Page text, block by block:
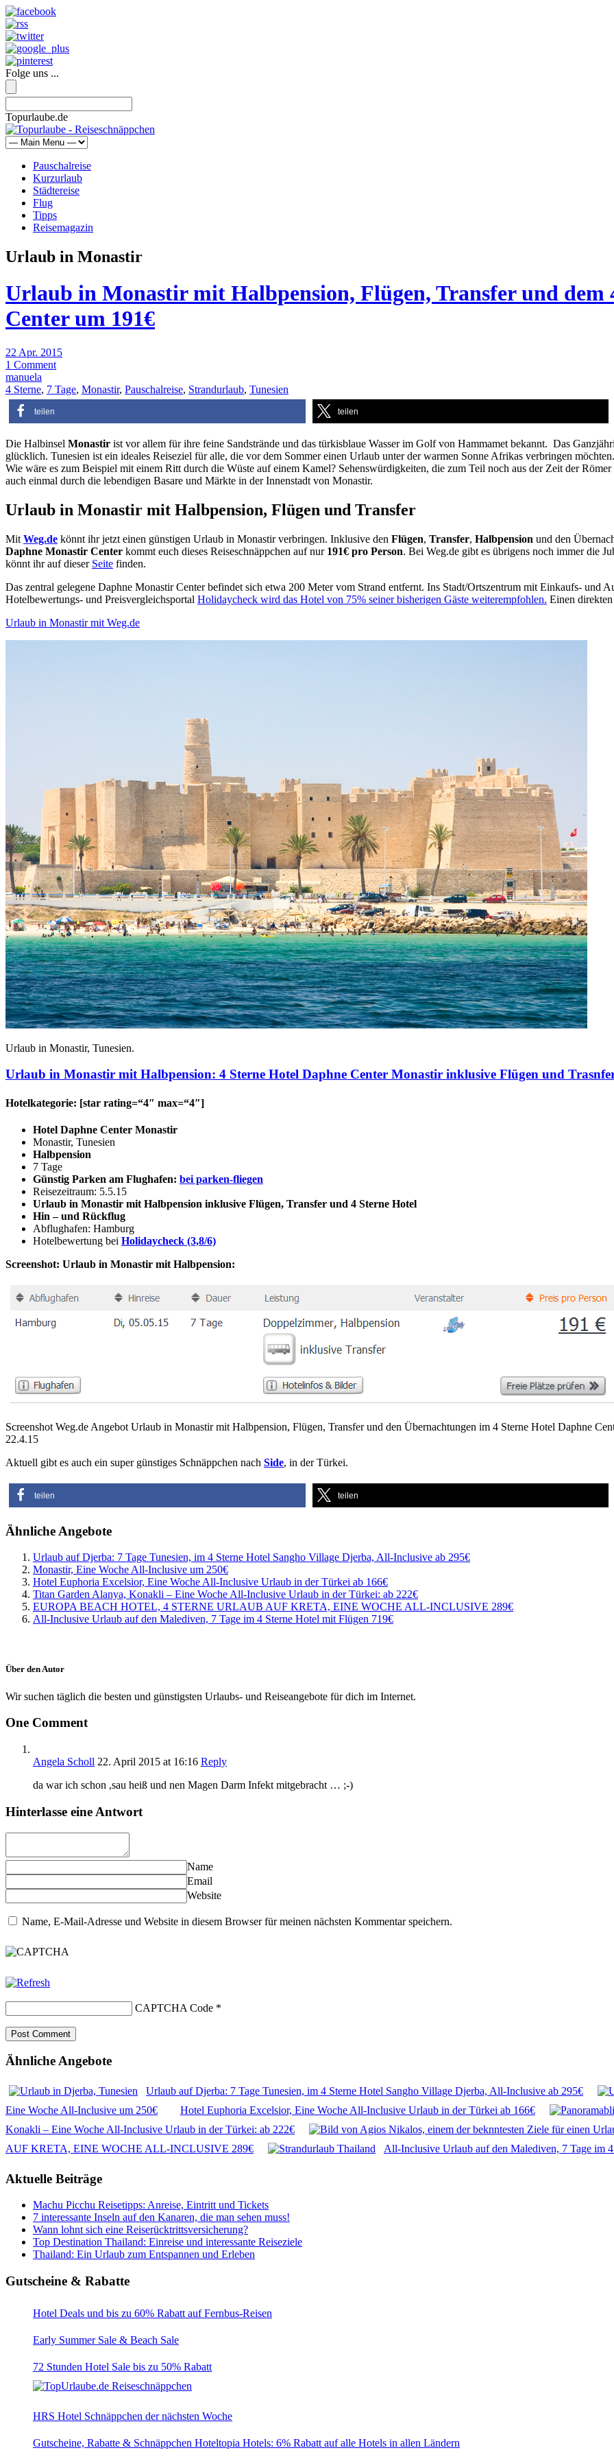
Folge uns ...
Topurlaube.de
Pauschalreise
Kurzurlaub
Städtereise
Flug
Tipps
Reisemagazin
Urlaub in Monastir
Urlaub in Monastir mit Halbpension, Flügen, Transfer und dem
Center um 191€
22 Apr. 2015
1 Comment
manuela
4 Sterne, 7 Tage, Monastir, Pauschalreise, Strandurlaub, Tunesien
teilen teilen
Die Halbinsel Monastir ist vor allem für ihre feine Sandstrände und das türkisblaue Wasser im Golf von Hammamet bekannt. Das
glücklich. Tunesien ist ein ideales Reiseziel für alle, die vor dem Sommer einen Urlaub unter der warmen Sonne Afrikas verbringen
Wie wäre es zum Beispiel mit einem Ritt durch die Wüste auf einem Kamel? Sehenswürdigkeiten, die zum Teil noch aus der Zeit der
auch einmal durch die lebendigen Basare und Märkte in der Innenstadt von Monastir.
Urlaub in Monastir mit Halbpension, Flügen und Transfer
Mit Weg.de könnt ihr jetzt einen günstigen Urlaub in Monastir verbringen. Inklusive den Flügen, Transfer, Halbpension und den
Daphne Monastir Center kommt euch dieses Reiseschnäppchen auf nur 191€ pro Person. Bei Weg.de gibt es übrigens noch immer die
könnt ihr auf dieser Seite finden.
Das zentral gelegene Daphne Monastir Center befindet sich etwa 200 Meter vom Strand entfernt. Ins Stadt/Ortszentrum mit Einkaufs- und
Hotelbewertungs- und Preisvergleichsportal Holidaycheck wird das Hotel von 75% seiner bisherigen Gäste weiterempfohlen. Einen
Urlaub in Monastir mit Weg.de
Urlaub in Monastir, Tunesien.
Urlaub in Monastir mit Halbpension: 4 Sterne Hotel Daphne Center Monastir inklusive Flügen und
Hotelkategorie: [star rating=“4″ max=“4″]
Hotel Daphne Center Monastir
Monastir, Tunesien
Halbpension
7 Tage
Günstig Parken am Flughafen: bei parken-fliegen
Reisezeitraum: 5.5.15
Urlaub in Monastir mit Halbpension inklusive Flügen, Transfer und 4 Sterne Hotel
Hin – und Rückflug
Abflughafen: Hamburg
Hotelbewertung bei Holidaycheck (3,8/6)
Screenshot: Urlaub in Monastir mit Halbpension:
Screenshot Weg.de Angebot Urlaub in Monastir mit Halbpension, Flügen, Transfer und den Übernachtungen im 4 Sterne Hotel Daphne
22.4.15
Aktuell gibt es auch ein super günstiges Schnäppchen nach Side, in der Türkei.
teilen teilen
Ähnliche Angebote
Urlaub auf Djerba: 7 Tage Tunesien, im 4 Sterne Hotel Sangho Village Djerba, All-Inclusive ab 295€
Monastir, Eine Woche All-Inclusive um 250€
Hotel Euphoria Excelsior, Eine Woche All-Inclusive Urlaub in der Türkei ab 166€
Titan Garden Alanya, Konakli – Eine Woche All-Inclusive Urlaub in der Türkei: ab 222€
EUROPA BEACH HOTEL, 4 STERNE URLAUB AUF KRETA, EINE WOCHE ALL-INCLUSIVE 289€
All-Inclusive Urlaub auf den Malediven, 7 Tage im 4 Sterne Hotel mit Flügen 719€
Über den Autor
Wir suchen täglich die besten und günstigsten Urlaubs- und Reiseangebote für dich im Internet.
One Comment
Angela Scholl 22. April 2015 at 16:16 Reply
da war ich schon ,sau heiß und nen Magen Darm Infekt mitgebracht … ;-)
Hinterlasse eine Antwort
Name
Email
Website
Name, E-Mail-Adresse und Website in diesem Browser für meinen nächsten Kommentar speichern.
CAPTCHA Code *
Ähnliche Angebote
Urlaub auf Djerba: 7 Tage Tunesien, im 4 Sterne Hotel Sangho Village Djerba, All-Inclusive ab 295€
Eine Woche All-Inclusive um 250€
Hotel Euphoria Excelsior, Eine Woche All-Inclusive Urlaub in der Türkei ab 166€
Konakli – Eine Woche All-Inclusive Urlaub in der Türkei: ab 222€
AUF KRETA, EINE WOCHE ALL-INCLUSIVE 289€
All-Inclusive Urlaub auf den Malediven, 7 Tage im
Aktuelle Beiträge
Machu Picchu Reisetipps: Anreise, Eintritt und Tickets
7 interessante Inseln auf den Kanaren, die man sehen muss!
Wann lohnt sich eine Reiserücktrittsversicherung?
Top Destination Thailand: Einreise und interessante Reiseziele
Thailand: Ein Urlaub zum Entspannen und Erleben
Gutscheine & Rabatte
Hotel Deals und bis zu 60% Rabatt auf Fernbus-Reisen
Early Summer Sale & Beach Sale
72 Stunden Hotel Sale bis zu 50% Rabatt
HRS Hotel Schnäppchen der nächsten Woche
Gutscheine, Rabatte & Schnäppchen Hoteltopia Hotels: 6% Rabatt auf alle Hotels in allen Ländern